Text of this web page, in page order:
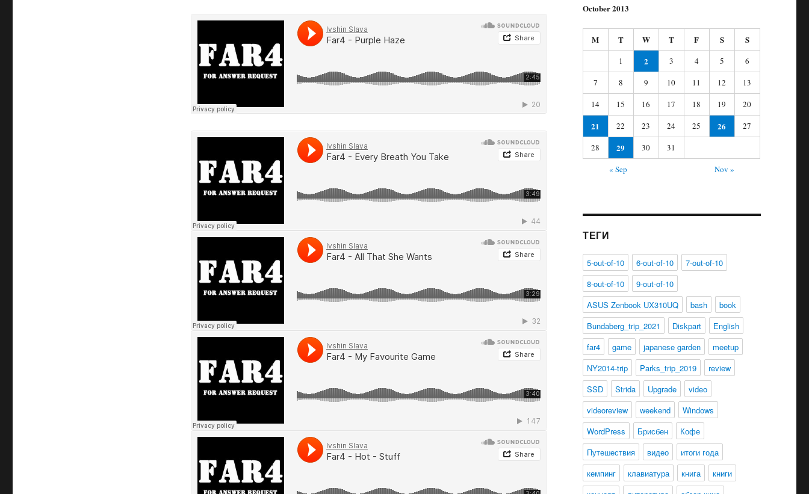
October 2013
M T W T F S S
1 2 3 4 5
6
7
8 9 10 11 12
13
14
15 16 17 18 19 20
21 22 23 24 25 26
27
28
29 30
31
« Sep
Nov »
ТЕГИ
5-out-of-10 6-out-of-10
7-out-of-10
8-out-of-10
9-out-of-10
ASUS Zenbook UX310UQ
bash
book
Bundaberg_trip_2021
Diskpart
English
far4
game japanese garden
meetup
NY2014-trip
Parks_trip_2019
review
SSD
Strida Upgrade
video
videoreview
weekend
Windows
WordPress
Брисбен
Кофе
Путешествия
видео
итоги года
кемпинг
клавиатура книга
книги